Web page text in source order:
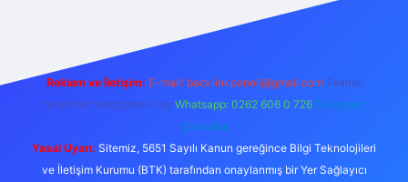
Reklam ve İletişim: E-mail: backlinkpaneli@gmail.com Teams:
forumhizmeti@gmail.com Whatsapp: 0262 606 0 726 Telegram:
@karabul
Yasal Uyarı: Sitemiz, 5651 Sayılı Kanun gereğince Bilgi Teknolojileri
ve İletişim Kurumu (BTK) tarafından onaylanmış bir Yer Sağlayıcı